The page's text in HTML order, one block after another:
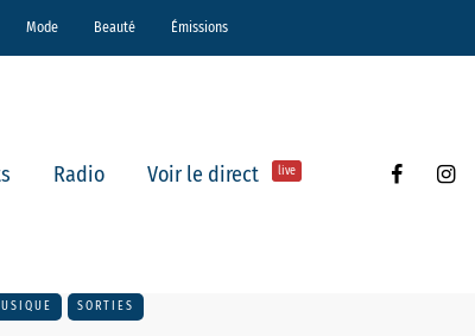
Mode Beauté Émissions
Radio Voir le direct live
SORTIES